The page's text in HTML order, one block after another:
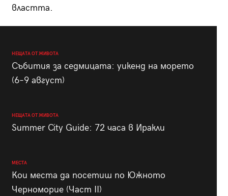
властта.
НЕЩАТА ОТ ЖИВОТА
Събития за седмицата: уикенд на морето
(6–9 август)
НЕЩАТА ОТ ЖИВОТА
Summer City Guide: 72 часа в Иракли
МЕСТА
Кои места да посетиш по Южното
Черноморие (Част II)